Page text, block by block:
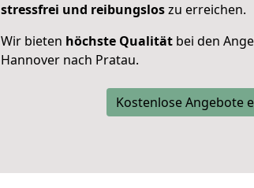
stressfrei und reibungsloszu erreichen.
Wir bieten höchste Qualität bei den
Hannover nach Pratau.
Kostenlose Angebote